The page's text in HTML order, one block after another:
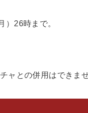
）26時まで。
ャとの併用はできま